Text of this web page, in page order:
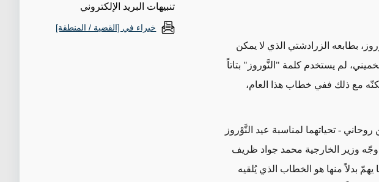
بطابعه الزرادشتي الذي لا يمكن
لم يستخدم كلمة "النَّوروز" بتاتاً
مع ذلك ففي خطاب هذا العام،
- تحياتهما لمناسبة عيد النَّوْروز
وجّه وزير الخارجية محمد جواد ظريف
بدلاً منها هو الخطاب الذي يُلقيه
تنبيهات البريد الإلكتروني
خبراء في [القضية / المنطقة]